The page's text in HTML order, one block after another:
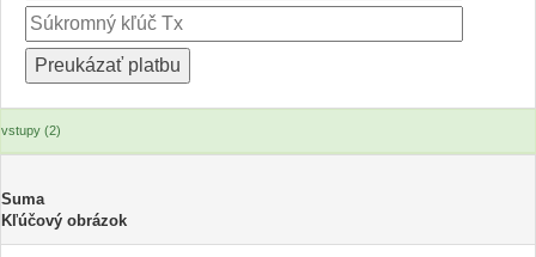
vstupy (2)
Suma
Kľúčový obrázok